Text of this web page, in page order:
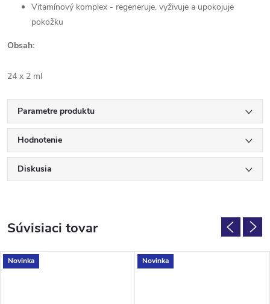
Vitamínový komplex - regeneruje, vyživuje a upokojuje
pokožku
Obsah:
24 x 2 ml
Parametre produktu
Hodnotenie
Diskusia
Súvisiaci tovar
Novinka Novinka